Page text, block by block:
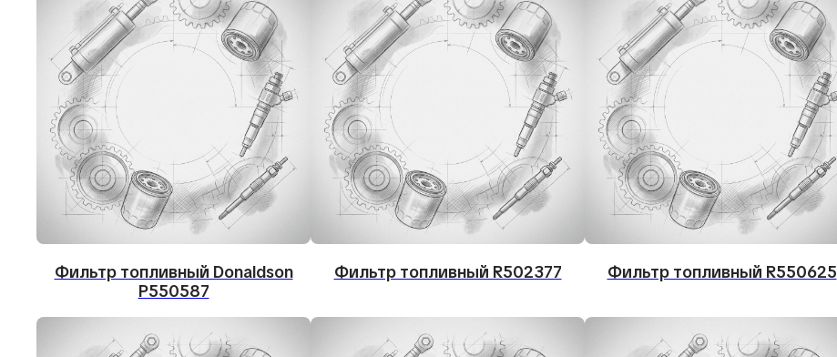
Фильтр топливный Donaldson
P550587
Фильтр топливный R502377 Фильтр топливный R550625